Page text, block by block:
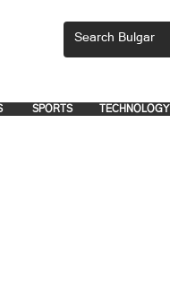
TECHNOLOGY
SPORTS